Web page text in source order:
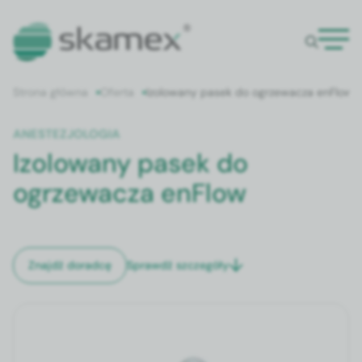
Oferta Izolowany pasek do ogrzewacza enFlow
ANESTEZJOLOGIA
Izolowany pasek do
ogrzewacza enFlow
Znajdź doradcę Sprawdź szczegóły